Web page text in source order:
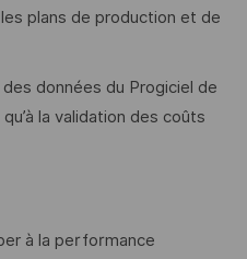
plans de production et de
données du Progiciel de
la validation des coûts
à la performance